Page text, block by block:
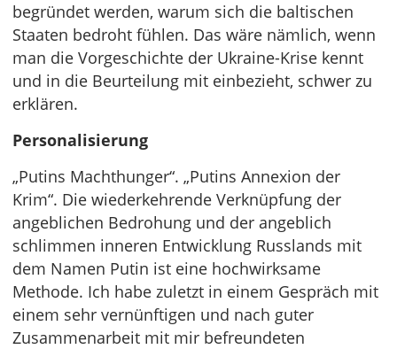
begründet werden, warum sich die baltischen
Staaten bedroht fühlen. Das wäre nämlich, wenn
man die Vorgeschichte der Ukraine-Krise kennt
und in die Beurteilung mit einbezieht, schwer zu
erklären.
Personalisierung
„Putins Machthunger“. „Putins Annexion der
Krim“. Die wiederkehrende Verknüpfung der
angeblichen Bedrohung und der angeblich
schlimmen inneren Entwicklung Russlands mit
dem Namen Putin ist eine hochwirksame
Methode. Ich habe zuletzt in einem Gespräch mit
einem sehr vernünftigen und nach guter
Zusammenarbeit mit mir befreundeten